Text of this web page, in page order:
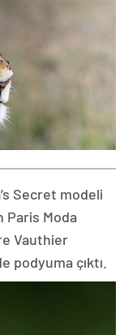
Secret modeli
Paris Moda
Vauthier
podyuma çıktı.